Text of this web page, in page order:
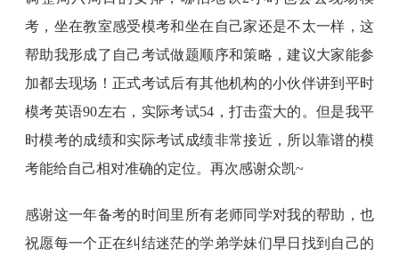
考，坐在教室感受模考和坐在自己家还是不太一样，这
帮助我形成了自己考试做题顺序和策略，建议大家能参
加都去现场！正式考试后有其他机构的小伙伴讲到平时
模考英语90左右，实际考试54，打击蛮大的。但是我平
时模考的成绩和实际考试成绩非常接近，所以靠谱的模
考能给自己相对准确的定位。再次感谢众凯~
感谢这一年备考的时间里所有老师同学对我的帮助，也
祝愿每一个正在纠结迷茫的学弟学妹们早日找到自己的